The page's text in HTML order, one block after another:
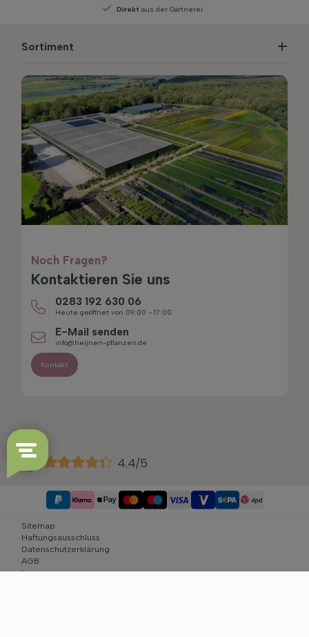
Direkt aus der Gärtnerei
Sortiment
Noch Fragen?
Kontaktieren Sie uns
0283 192 630 06
Heute geöffnet von 09:00 - 17:00
E-Mail senden
info@heijnen-pflanzen.de
Kontakt
4.4/5
Sitemap
Haftungsausschluss
Datenschutzerklärung
AGB
Impressum